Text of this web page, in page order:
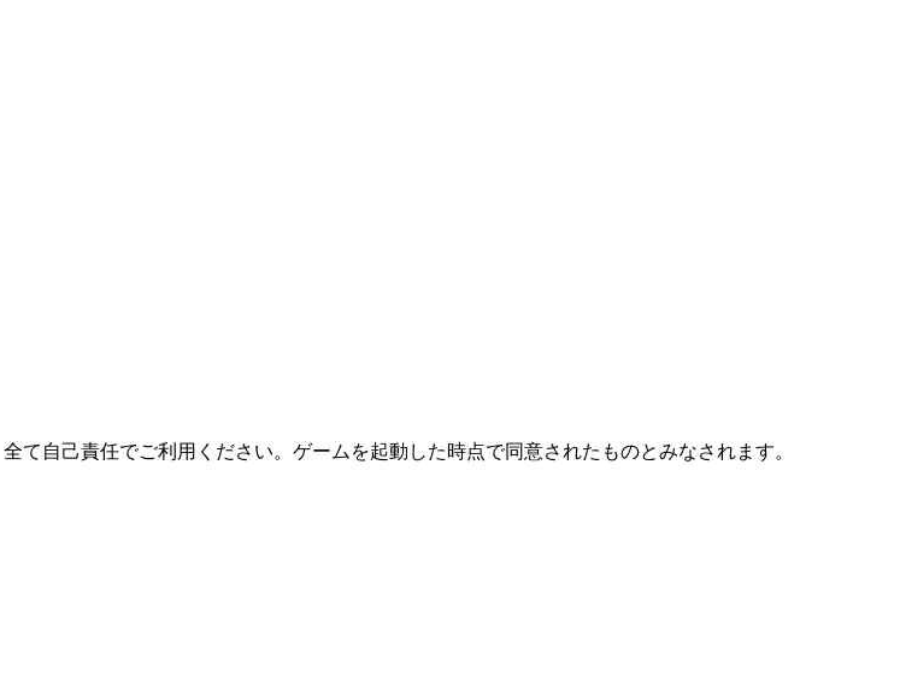
自己責任でご利用ください。ゲームを起動した時点で同意されたものとみなされます。